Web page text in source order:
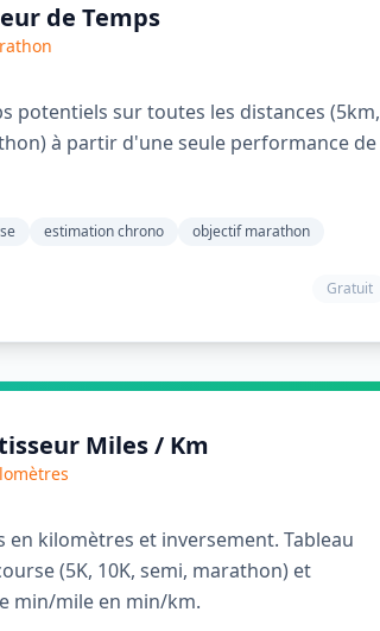
de Temps
potentiels sur toutes les distances (5km,
à partir d'une seule performance de
estimation chrono objectif marathon
Gratuit
Miles / Km
en kilomètres et inversement. Tableau
(5K, 10K, semi, marathon) et
min/mile en min/km.